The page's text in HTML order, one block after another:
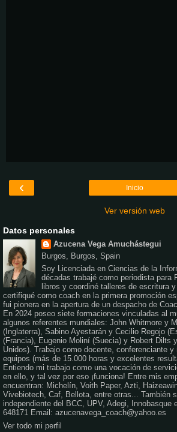
‹ Inicio
Ver versión web
Datos personales
Azucena Vega Amuchástegui
Burgos, Burgos, Spain
Soy Licenciada en Ciencias de la
décadas trabajé como periodista para
libros y coordiné talleres de escritura
certifiqué como coach en la primera promoción
fui pionera en la apertura de un despacho de
En 2024 poseo siete formaciones vinculadas al
algunos referentes mundiales: John Whitmore y
(Inglaterra), Sabino Ayestarán y Cecilio Regojo
(Francia), Eugenio Moliní (Suecia) y Robert Dilts
Unidos). Trabajo como docente, conferenciante
equipos (más de 15.000 horas y excelentes
Entiendo mi trabajo como una vocación de
en ello, y tal vez por eso ¡funciona! Entre mis
encuentran: Michelín, Voith Paper, Azti,
Vivebiotech, Caf, Bellota, entre otras... También
independiente del BCC, UPV, Adegi, Innobasque
648171 Email: azucenavega_coach@yahoo.es
Ver todo mi perfil